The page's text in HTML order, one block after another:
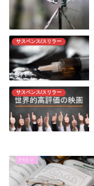
サスペンス/スリラー
サスペンス/スリラー